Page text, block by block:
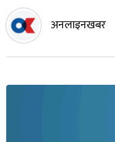
अनलाइनखबर